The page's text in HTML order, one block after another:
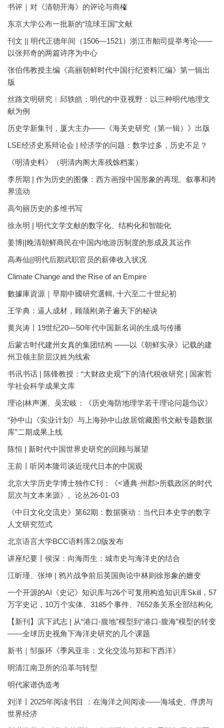
书评｜对《清朝开海》的评论与商榷
东京大学公布一批新的“琉球王国”文献
刊文 || 明代正德年间（1506—1521）浙江市舶司提举考论——
以张邦奇的两篇诗序为中心
张伯伟教授主编《高丽朝鲜时代中国行纪资料汇编》第一辑出
版
丝路文明研究︱邱轶皓：明代的中亚视野：以三种明代地理文
献为例
历史学新集刊，厦大主办——《海关史研究（第一辑）》出版
LSE经济史系辩论会 | 经济学的问题：数学过多，历史不足？
《明清史料》（明清内阁大库残馀档案）
李所期 | 作为历史的图像：西方画报中国形象的再现、叙事和跨
界流动
高句丽历史的多维书写
徐永明 | 明代文学文献的数字化、结构化和智能化
姜博||晚清朝鲜商民在中国内地游历制度的形成及其运作
高寿仙||明代后期武职官员的薪俸收入状况
Climate Change and the Rise of an Empire
數據庫資源｜早期中國研究選輯, 十六至二十世紀初
王学典：逼人成材，顾颉刚弟子遍天下的秘诀
黄兴涛丨19世纪20—50年代中国新名词的生成与传播
后蒙古时代建州女真的集团结构 ——以《朝鲜实录》记载的建
州卫领主阶层汉姓为线索
书讯书话 | 陈锋教授：“大财政史观”下的清代税收研究 | 国家哲
学社会科学成果文库
理论|林声渊、吴宏岐：《历史海防地理学若干理论问题刍议》
“孙中山《实业计划》与上海孙中山故居馆藏图书文献专题数据
库”二期成果上线
陈恒 | 新时代中国世界史研究的回顾与展望
王前丨听冈本隆司谈近现代日本的中国观
北京大学历史学博士独作C刊：《<通典·州郡>所载政区的时代
层次与文本来源》。论丛26-01-03
《中日文化交流史》第62期：数据驱动：当代日本史学的数字
人文研究范式
北京语言大学BCC语料库2.0版发布
讲座纪要丨侯深：向海而生：城市史与海洋史的结合
江昕瑾、张坤 | 鸦片战争前后英国舆论中林则徐形象的嬗变
一个开源的AI《史记》知识库与26个可复用构造知识库Skill，57
万字史记，10万个实体、3185个事件、7652条关系全部结构化
【新刊】滨下武志 | 从“港口-腹地”模型到“港口-腹海”模型的转变
——全球历史视角下海洋史研究的几个课题
新书｜邹振环《季风亚非：文化交流与郑和下西洋》
明清江南卫所的沿革与转型
明代家谱伪造考
刘洋丨2025年阅读书目 ：在海洋之间阅读——海域史、俘虏与
世界经济